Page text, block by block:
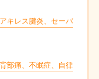
キレス腱炎、セーバ
部痛、不眠症、自律